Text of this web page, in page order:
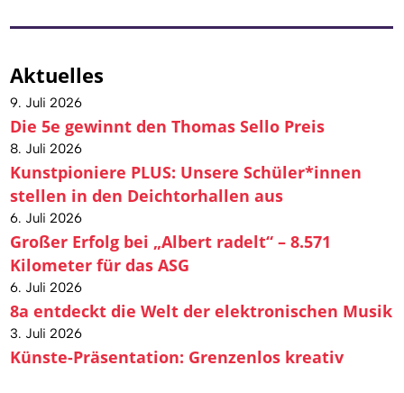
Matthias Mensching
Mehr Info
Aktuelles
9. Juli 2026
Die 5e gewinnt den Thomas Sello Preis
8. Juli 2026
Kunstpioniere PLUS: Unsere Schüler*innen
stellen in den Deichtorhallen aus
6. Juli 2026
Großer Erfolg bei „Albert radelt“ – 8.571
Kilometer für das ASG
6. Juli 2026
8a entdeckt die Welt der elektronischen Musik
3. Juli 2026
Künste-Präsentation: Grenzenlos kreativ